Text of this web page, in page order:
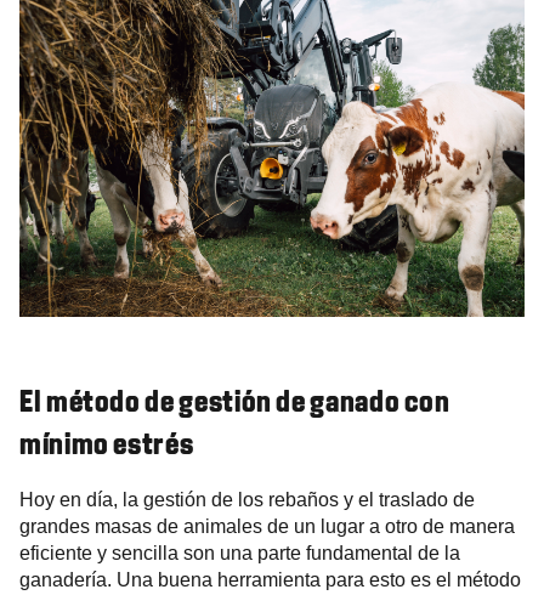
El método de gestión de ganado con
mínimo estrés
Hoy en día, la gestión de los rebaños y el traslado de
grandes masas de animales de un lugar a otro de manera
eficiente y sencilla son una parte fundamental de la
ganadería. Una buena herramienta para esto es el método